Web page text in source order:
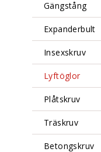
Gängstång
Expanderbult
Insexskruv
Lyftöglor
Plåtskruv
Träskruv
Betongskruv